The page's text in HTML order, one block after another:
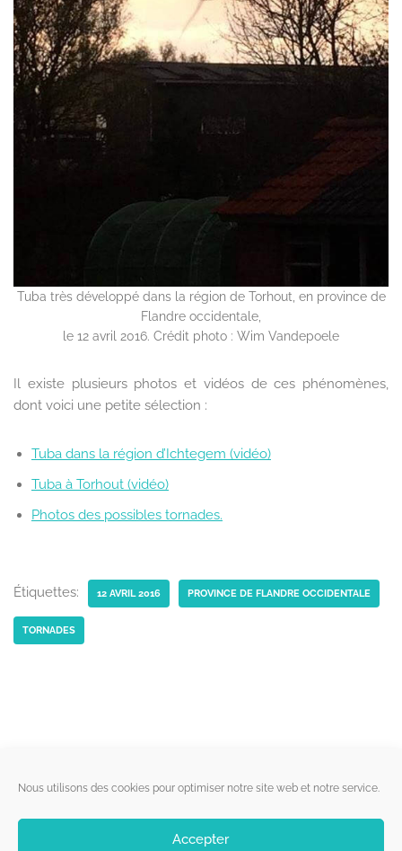
Nous utilisons des cookies pour optimiser notre site web et notre service.
Accepter
Tuba très développé dans la région de Torhout, en province de
Flandre occidentale,
le 12 avril 2016. Crédit photo : Wim Vandepoele
Il existe plusieurs photos et vidéos de ces phénomènes,
dont voici une petite sélection :
Tuba dans la région d’Ichtegem (vidéo)
Tuba à Torhout (vidéo)
Photos des possibles tornades.
Étiquettes: 12 AVRIL 2016 PROVINCE DE FLANDRE OCCIDENTALE
TORNADES
Liens utiles
Qui sommes-nous ?